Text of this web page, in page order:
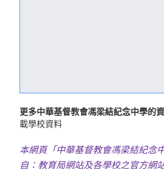
更多中華基督教會馮梁結紀念中學的
載學校資料
本網頁「中華基督教會馮梁結紀念
自：教育局網站及各學校之官方網